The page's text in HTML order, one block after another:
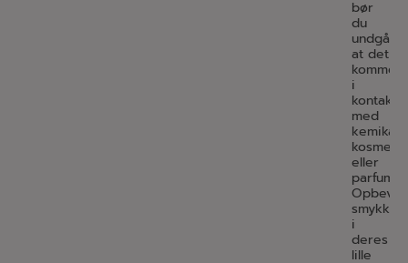
bør
du
undgå
at det
kommer
i
kontakt
med
kosmetik
eller
parfume.
Opbevar
smykker
i
deres
lille